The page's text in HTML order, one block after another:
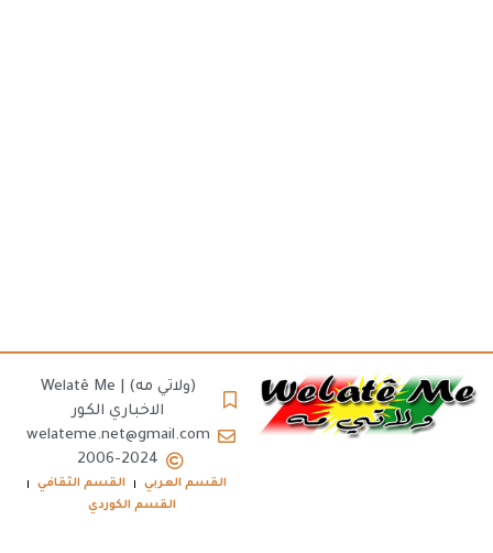
(ولاتي مه) | Welatê Me
الاخباري الكور
welateme.net@gmail.com
2006-2024
القسم العربي
القسم الثقافي
القسم الكوردي